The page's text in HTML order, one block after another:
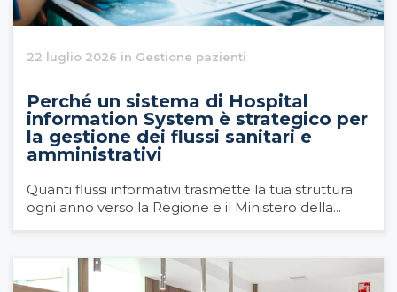
22 luglio 2026 in Gestione pazienti
Perché un sistema di Hospital
information System è strategico per
la gestione dei flussi sanitari e
amministrativi
Quanti flussi informativi trasmette la tua struttura
ogni anno verso la Regione e il Ministero della...